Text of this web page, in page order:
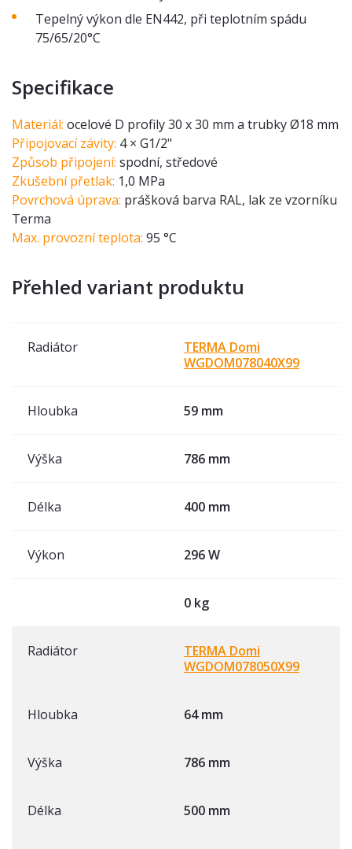
Tepelný výkon dle EN442, při teplotním spádu
75/65/20°C
Specifikace
Materiál: ocelové D profily 30 x 30 mm a trubky Ø18 mm
Připojovací závity: 4 × G1/2"
Způsob připojení: spodní, středové
Zkušební přetlak: 1,0 MPa
Povrchová úprava: prášková barva RAL, lak ze vzorníku
Terma
Max. provozní teplota: 95 °C
Přehled variant produktu
Radiátor
TERMA Domi
WGDOM078040X99
Hloubka 59 mm
Výška 786 mm
Délka 400 mm
Výkon 296 W
0 kg
Radiátor
TERMA Domi
WGDOM078050X99
Hloubka 64 mm
Výška 786 mm
Délka 500 mm